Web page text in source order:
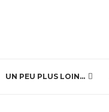
UN PEU PLUS LOIN…